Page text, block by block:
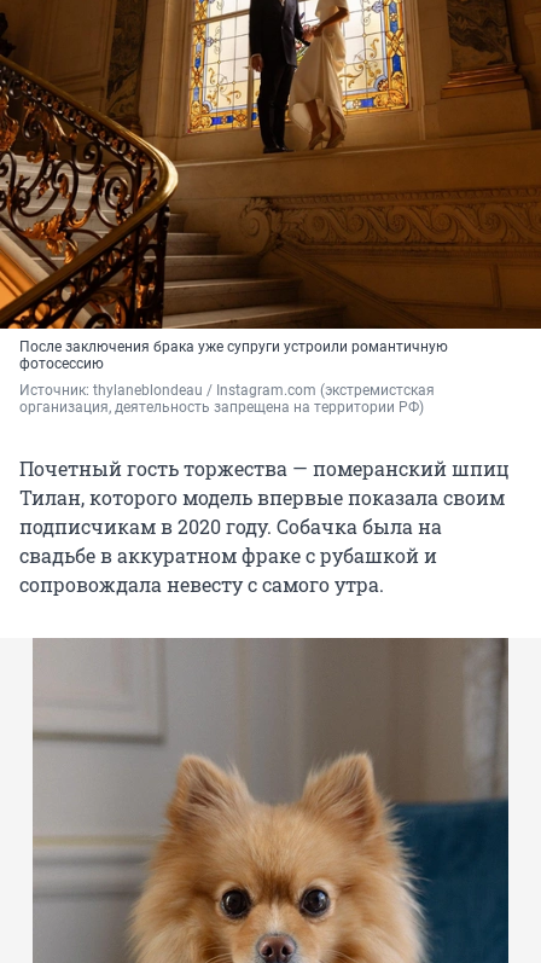
После заключения брака уже супруги устроили романтичную
фотосессию
Источник: thylaneblondeau / Instagram.com (экстремистская
организация, деятельность запрещена на территории РФ)
Почетный гость торжества — померанский шпиц
Тилан, которого модель впервые показала своим
подписчикам в 2020 году. Собачка была на
свадьбе в аккуратном фраке с рубашкой и
сопровождала невесту с самого утра.